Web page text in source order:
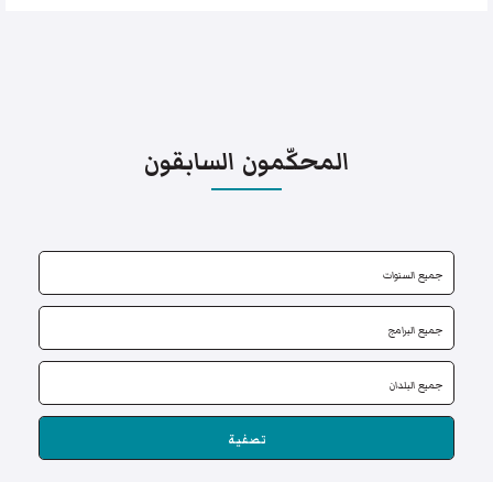
المحكّمون السابقون
تصفية